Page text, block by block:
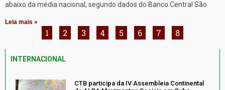
abaixo da média nacional, segundo dados do Banco Central São
Leia mais »
1 2 3 4 5 6 7 8
INTERNACIONAL
CTB participa da IV Assembleia Continental